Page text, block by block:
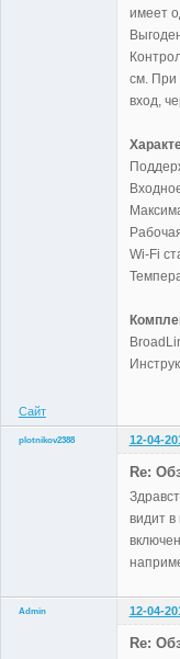
имеет
см. При
вход,
Wi-Fi
Сайт
plotnikov2388
12-04-
Re:
видит
Admin 12-04-
Re: